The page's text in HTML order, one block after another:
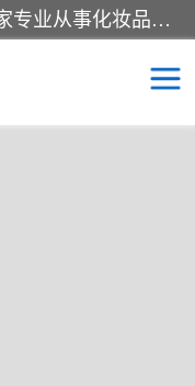
广州乐鑫玻璃制品有限公司是一家专业从事化妆品瓶子、化妆品玻璃瓶子、膏霜瓶、化妆品玻璃瓶等产品的集开发研制、生产、销售于一体的实业型玻璃制品生产企业。产品从设计、开模、试样、生产、蒙砂、抛光、喷涂、高低温单色及多色印刷，烫金（银）到交货实现一条龙服务。